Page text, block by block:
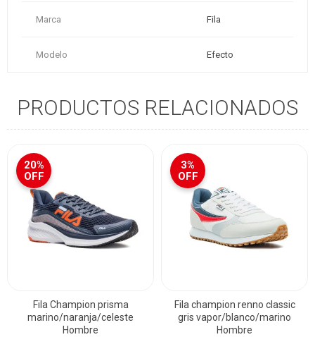
Marca Fila
Modelo Efecto
PRODUCTOS RELACIONADOS
20%
OFF
Fila Champion prisma
marino/naranja/celeste
Hombre
3%
OFF
Fila champion renno classic
gris vapor/blanco/marino
Hombre